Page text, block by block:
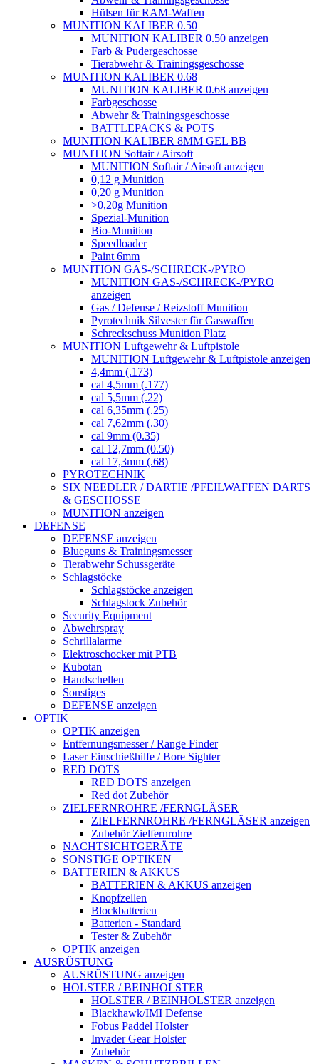
Hülsen für RAM-Waffen
MUNITION KALIBER 0.50
MUNITION KALIBER 0.50 anzeigen
Farb & Pudergeschosse
Tierabwehr & Trainingsgeschosse
MUNITION KALIBER 0.68
MUNITION KALIBER 0.68 anzeigen
Farbgeschosse
Abwehr & Trainingsgeschosse
BATTLEPACKS & POTS
MUNITION KALIBER 8MM GEL BB
MUNITION Softair / Airsoft
MUNITION Softair / Airsoft anzeigen
0,12 g Munition
0,20 g Munition
>0,20g Munition
Spezial-Munition
Bio-Munition
Speedloader
Paint 6mm
MUNITION GAS-/SCHRECK-/PYRO
MUNITION GAS-/SCHRECK-/PYRO
anzeigen
Gas / Defense / Reizstoff Munition
Pyrotechnik Silvester für Gaswaffen
Schreckschuss Munition Platz
MUNITION Luftgewehr & Luftpistole
MUNITION Luftgewehr & Luftpistole anzeigen
4,4mm (.173)
cal 4,5mm (.177)
cal 5,5mm (.22)
cal 6,35mm (.25)
cal 7,62mm (.30)
cal 9mm (0.35)
cal 12,7mm (0.50)
cal 17,3mm (.68)
PYROTECHNIK
SIX NEEDLER / DARTIE /PFEILWAFFEN DARTS
& GESCHOSSE
MUNITION anzeigen
DEFENSE
DEFENSE anzeigen
Blueguns & Trainingsmesser
Tierabwehr Schussgeräte
Schlagstöcke
Schlagstöcke anzeigen
Schlagstock Zubehör
Security Equipment
Abwehrspray
Schrillalarme
Elektroschocker mit PTB
Kubotan
Handschellen
Sonstiges
DEFENSE anzeigen
OPTIK
OPTIK anzeigen
Entfernungsmesser / Range Finder
Laser Einschießhilfe / Bore Sighter
RED DOTS
RED DOTS anzeigen
Red dot Zubehör
ZIELFERNROHRE /FERNGLÄSER
ZIELFERNROHRE /FERNGLÄSER anzeigen
Zubehör Zielfernrohre
NACHTSICHTGERÄTE
SONSTIGE OPTIKEN
BATTERIEN & AKKUS
BATTERIEN & AKKUS anzeigen
Knopfzellen
Blockbatterien
Batterien - Standard
Tester & Zubehör
OPTIK anzeigen
AUSRÜSTUNG
AUSRÜSTUNG anzeigen
HOLSTER / BEINHOLSTER
HOLSTER / BEINHOLSTER anzeigen
Blackhawk/IMI Defense
Fobus Paddel Holster
Invader Gear Holster
Zubehör